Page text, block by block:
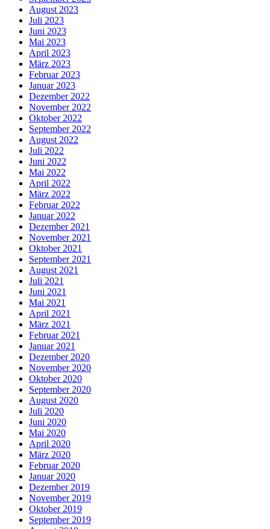
August 2023
Juli 2023
Juni 2023
Mai 2023
April 2023
März 2023
Februar 2023
Januar 2023
Dezember 2022
November 2022
Oktober 2022
September 2022
August 2022
Juli 2022
Juni 2022
Mai 2022
April 2022
März 2022
Februar 2022
Januar 2022
Dezember 2021
November 2021
Oktober 2021
September 2021
August 2021
Juli 2021
Juni 2021
Mai 2021
April 2021
März 2021
Februar 2021
Januar 2021
Dezember 2020
November 2020
Oktober 2020
September 2020
August 2020
Juli 2020
Juni 2020
Mai 2020
April 2020
März 2020
Februar 2020
Januar 2020
Dezember 2019
November 2019
Oktober 2019
September 2019